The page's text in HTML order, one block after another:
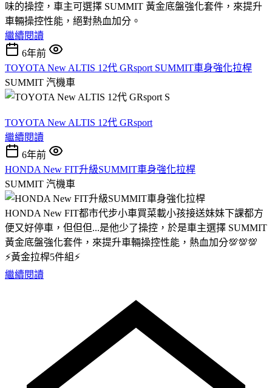
味的操控，車主可選擇 SUMMIT 黃金底盤強化套件，來提升
車輛操控性能，絕對熱血加分。
繼續閱讀
6年前
TOYOTA New ALTIS 12代 GRsport SUMMIT車身強化拉桿
SUMMIT 汽機車
TOYOTA New ALTIS 12代 GRsport
繼續閱讀
6年前
HONDA New FIT升級SUMMIT車身強化拉桿
SUMMIT 汽機車
HONDA New FIT都市代步小車買菜載小孩接送妹妹下課都方
便又好停車，但但但...是他少了操控，於是車主選擇 SUMMIT
黃金底盤強化套件，來提升車輛操控性能，熱血加分💯💯💯
⚡️黃金拉桿5件組⚡️
繼續閱讀